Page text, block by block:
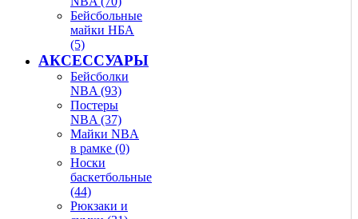
Бейсбольные
майки НБА
(5)
АКСЕССУАРЫ
Бейсболки
NBA (93)
Постеры
NBA (37)
Майки NBA
в рамке (0)
Носки
баскетбольные
(44)
Рюкзаки и